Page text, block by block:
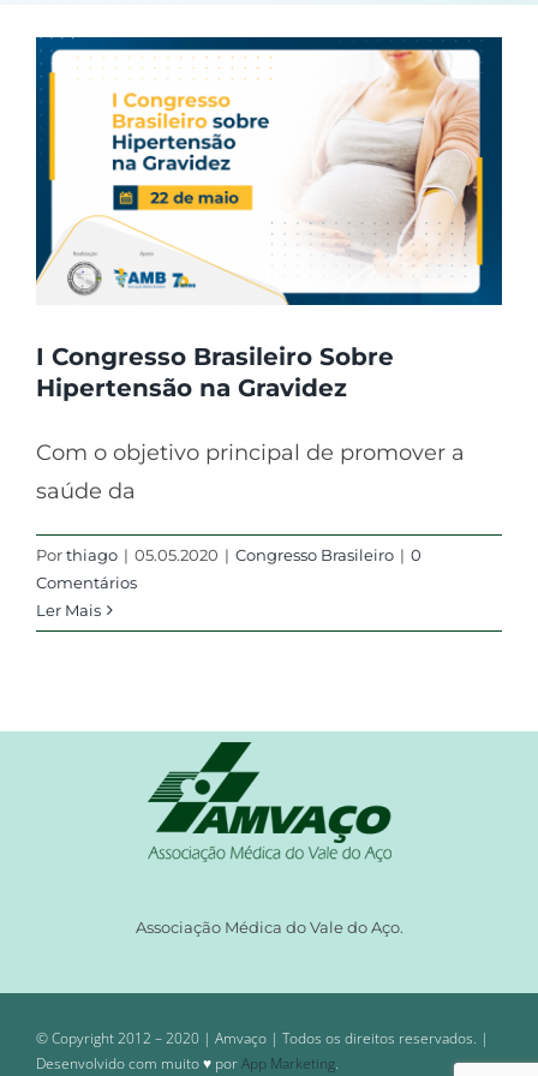
I Congresso Brasileiro Sobre
Hipertensão na Gravidez
Com o objetivo principal de promover a
saúde da
Porthiago | 05.05.2020 | Congresso Brasileiro | 0
Comentários
Ler Mais
Associação Médica do Vale do Aço.
© Copyright 2012 – 2020 | Amvaço | Todos os direitos reservados. |
Desenvolvido com muito ♥ porApp Marketing.